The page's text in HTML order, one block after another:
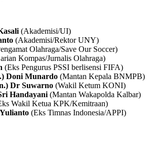
(Akademisi/UI)
(Akademisi/Rektor UNY)
Olahraga/Save Our Soccer)
Kompas/Jurnalis Olahraga)
(Eks Pengurus PSSI berlisensi FIFA)
Doni Munardo (Mantan Kepala BNMPB)
Dr Suwarno (Wakil Ketum KONI)
Handayani (Mantan Wakapolda Kalbar)
Wakil Ketua KPK/Kemitraan)
(Eks Timnas Indonesia/APPI)